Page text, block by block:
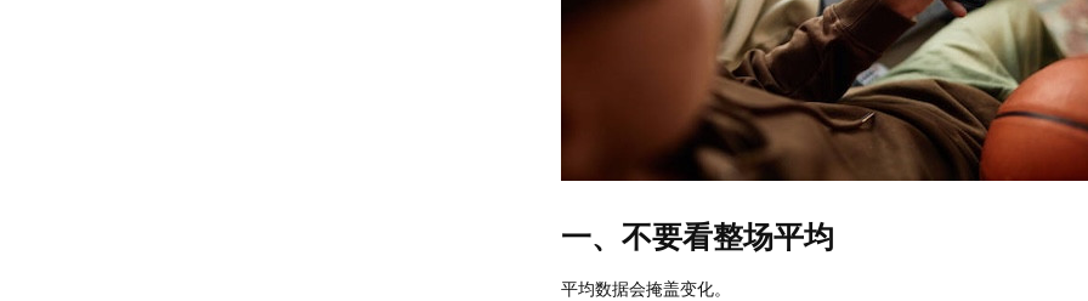
一、不要看整场平均
平均数据会掩盖变化。